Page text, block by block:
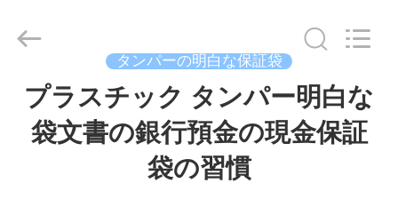
タンパーの明白な保証袋
プラスチック タンパー明白な
袋文書の銀行預金の現金保証
袋の習慣